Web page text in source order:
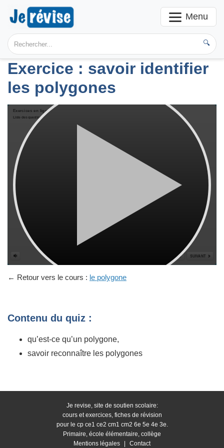
Menu
🔍
Exercice : savoir identifier
les polygones
← Retour vers le cours : le polygone
Contenu du quiz :
qu’est-ce qu’un polygone,
savoir reconnaître les polygones
Je revise, site de soutien scolaire:
cours et exercices, fiches de révision
pour le cp ce1 ce2 cm1 cm2 6e 5e 4e 3e.
Primaire, école élémentaire, collège
Mentions légales
Contact